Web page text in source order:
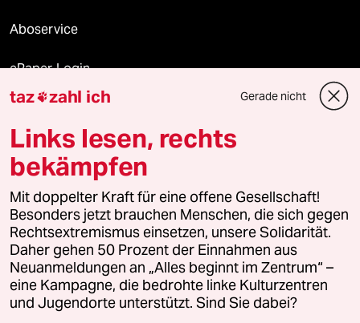
Aboservice
ePaper Login
Downloads für Abonnierende
© 2026 taz Verlags und Vertriebs GmbH
Alle Rechte vorbehalten. Bei rechtlichen Fragen oder für Genehmigungen
wenden Sie sich bitte an
lizenzen@taz.de
Feedback Redaktionsstatut Kommune-Richtlinien
Leitlinie Informant Datenschutz Impressum AGB
taz zahl ich Gerade nicht
Links lesen, rechts
bekämpfen
Mit doppelter Kraft für eine offene Gesellschaft!
Besonders jetzt brauchen Menschen, die sich gegen
Rechtsextremismus einsetzen, unsere Solidarität.
Daher gehen 50 Prozent der Einnahmen aus
Neuanmeldungen an „Alles beginnt im Zentrum“ –
eine Kampagne, die bedrohte linke Kulturzentren
und Jugendorte unterstützt. Sind Sie dabei?